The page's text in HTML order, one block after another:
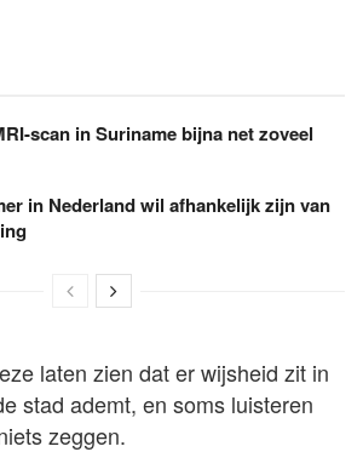
scan in Suriname bijna net zoveel
in Nederland wil afhankelijk zijn van
laten zien dat er wijsheid zit in
stad ademt, en soms luisteren
zeggen.